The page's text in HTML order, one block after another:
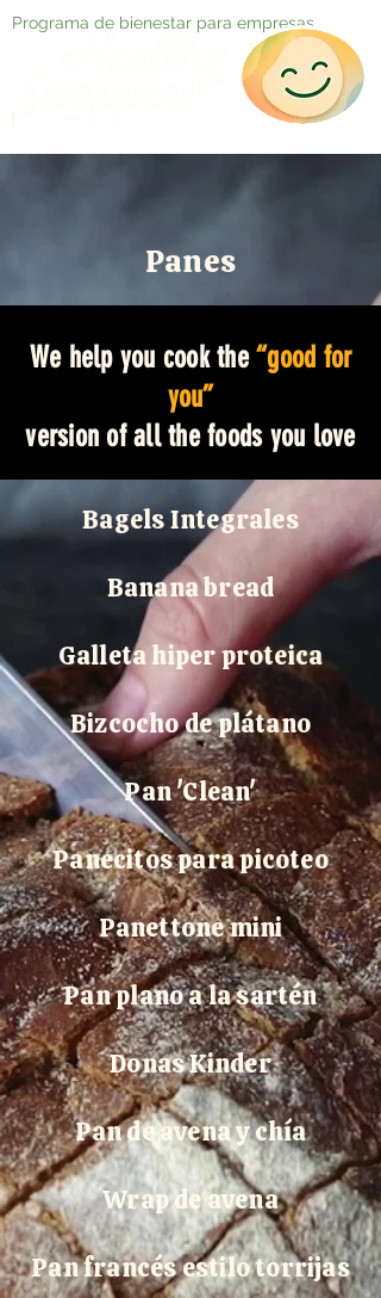
Programa de bienestar para empresas
Panes
We help you cook the“good for
you”
version of all the foods you love
Bagels Integrales
Banana bread
Galleta hiper proteica
Bizcocho de plátano
Pan 'Clean'
Panecitos para picoteo
Panettone mini
Pan plano a la sartén
Donas Kinder
Pan de avena y chía
Wrap de avena
Pan francés estilo torrijas